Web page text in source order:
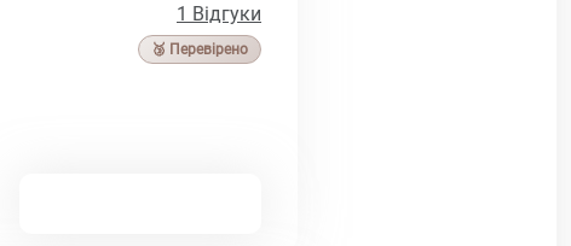
1 Відгуки
🥉 Перевірено